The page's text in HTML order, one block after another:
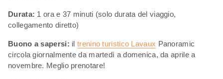
Durata: 1 ora e 37 minuti (solo durata del viaggio,
collegamento diretto)
Buono a sapersi: iltrenino turistico Lavaux Panoramic
circola giornalmente da martedì a domenica, da aprile a
novembre. Meglio prenotare!